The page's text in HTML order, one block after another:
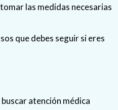
las medidas necesarias
que debes seguir si eres
atención médica